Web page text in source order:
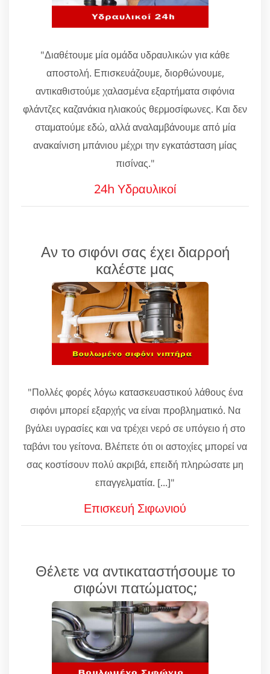
"Διαθέτουμε μία ομάδα υδραυλικών για κάθε
αποστολή. Επισκευάζουμε, διορθώνουμε,
αντικαθιστούμε χαλασμένα εξαρτήματα σιφόνια
φλάντζες καζανάκια ηλιακούς θερμοσίφωνες. Και δεν
σταματούμε εδώ, αλλά αναλαμβάνουμε από μία
ανακαίνιση μπάνιου μέχρι την εγκατάσταση μίας
πισίνας."
24h Υδραυλικοί
Αν το σιφόνι σας έχει διαρροή
καλέστε μας
"Πολλές φορές λόγω κατασκευαστικού λάθους ένα
σιφόνι μπορεί εξαρχής να είναι προβληματικό. Να
βγάλει υγρασίες και να τρέχει νερό σε υπόγειο ή στο
ταβάνι του γείτονα. Βλέπετε ότι οι αστοχίες μπορεί να
σας κοστίσουν πολύ ακριβά, επειδή πληρώσατε μη
επαγγελματία. [...]"
Επισκευή Σιφωνιού
Θέλετε να αντικαταστήσουμε το
σιφώνι πατώματος;